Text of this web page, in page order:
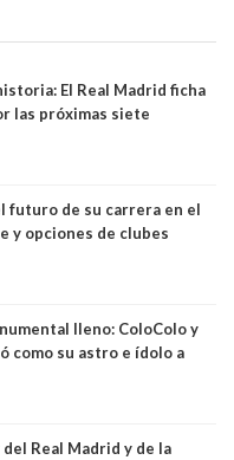
El Real Madrid ficha
las próximas siete
futuro de su carrera en el
y opciones de clubes
lleno: ColoColo y
como su astro e ídolo a
Real Madrid y de la